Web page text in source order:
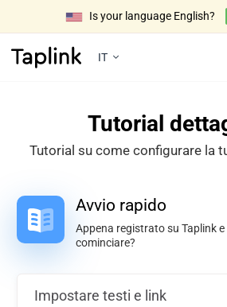
Is your language English?
IT
Tutorial
Tutorial su come configurare la
Avvio rapido
Appena registrato su Taplink
cominciare?
Impostare testi e link